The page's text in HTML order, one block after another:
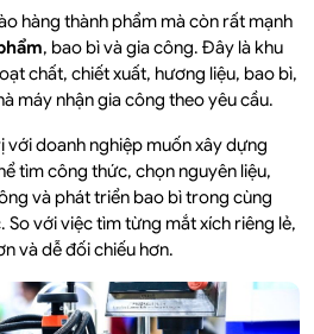
hàng thành phẩm mà còn rất mạnh
, bao bì và gia công. Đây là khu
chất, chiết xuất, hương liệu, bao bì,
máy nhận gia công theo yêu cầu.
với doanh nghiệp muốn xây dựng
tìm công thức, chọn nguyên liệu,
và phát triển bao bì trong cùng
với việc tìm từng mắt xích riêng lẻ,
và dễ đối chiếu hơn.